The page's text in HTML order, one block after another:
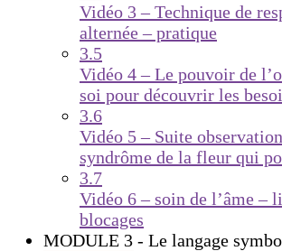
Vidéo 3 – Technique de
alternée – pratique
3.5
Vidéo 4 – Le pouvoir de
soi pour découvrir les
3.6
Vidéo 5 – Suite
syndrôme de la fleur qui
3.7
Vidéo 6 – soin de l’âme –
blocages
MODULE 3 - Le langage